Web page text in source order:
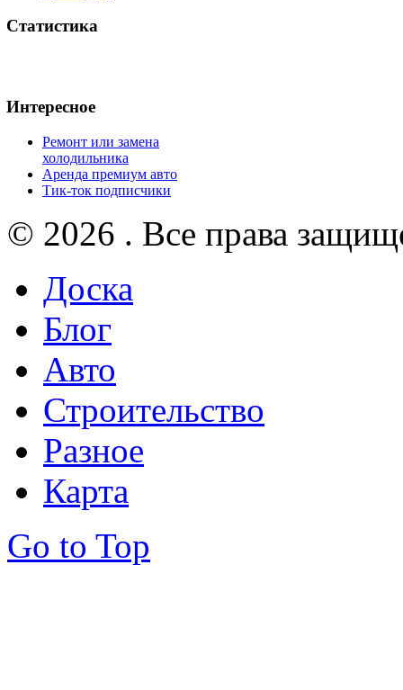
Статистика
Интересное
Ремонт или замена
холодильника
Аренда премиум авто
Тик-ток подписчики
© 2026 . Все права
Доска
Блог
Авто
Строительство
Разное
Карта
Go to Top